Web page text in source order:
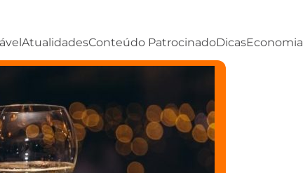
AtualidadesConteúdo PatrocinadoDicasEconomia